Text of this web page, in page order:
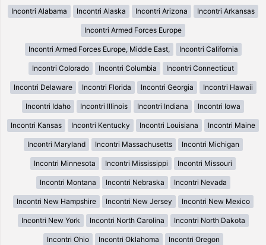
Incontri Alabama Incontri Alaska Incontri Arizona Incontri Arkansas
Incontri Armed Forces Europe
Incontri Armed Forces Europe, Middle East, Incontri California
Incontri Colorado Incontri Columbia Incontri Connecticut
Incontri Delaware Incontri Florida Incontri Georgia Incontri Hawaii
Incontri Idaho Incontri Illinois Incontri Indiana Incontri Iowa
Incontri Kansas Incontri Kentucky Incontri Louisiana Incontri Maine
Incontri Maryland Incontri Massachusetts Incontri Michigan
Incontri Minnesota Incontri Mississippi Incontri Missouri
Incontri Montana Incontri Nebraska Incontri Nevada
Incontri New Hampshire Incontri New Jersey Incontri New Mexico
Incontri New York Incontri North Carolina Incontri North Dakota
Incontri Ohio Incontri Oklahoma Incontri Oregon